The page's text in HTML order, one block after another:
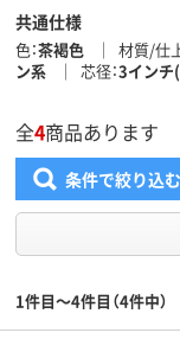
共通仕様
色 茶褐色 材質/仕
ン系
芯径 3イン
全4商品あります
条件で絞り込む
1件目～4件目（4件中）